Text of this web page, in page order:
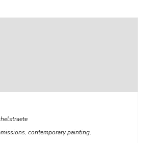
, contemporary painting,